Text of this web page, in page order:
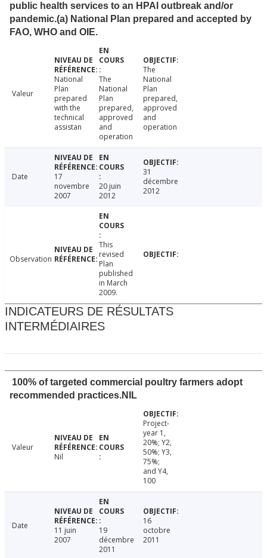
public health services to an HPAI outbreak and/or
pandemic.(a) National Plan prepared and accepted by
FAO, WHO and OIE.
Valeur
National
Plan
prepared
with the
technical
assistan
The
National
Plan
prepared,
approved
and
operation
The
National
Plan
prepared,
approved
and
operation
Date
17
novembre
2007
20 juin
2012
31
décembre
2012
Observation
This
revised
Plan
published
in March
2009.
INDICATEURS DE RÉSULTATS
INTERMÉDIAIRES
100% of targeted commercial poultry farmers adopt
recommended practices.NIL
Valeur
Nil
Project-
year 1,
20%; Y2,
50%; Y3,
75%;
and Y4,
100
Date
11 juin
2007
19
décembre
2011
16
octobre
2011